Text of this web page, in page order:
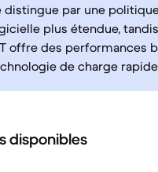
distingue par une
plus étendue,
offre des performances
de charge
disponibles